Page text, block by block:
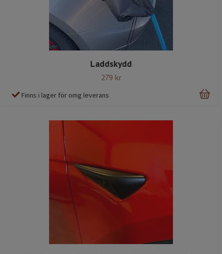
Laddskydd
279 kr
Finns i lager för omg leverans